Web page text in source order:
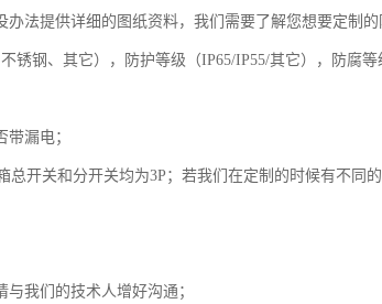
法提供详细的图纸资料，我们需要了解您想要定制的
锈钢、其它），防护等级（IP65/IP55/其它），防腐等
漏电；
总开关和分开关均为3P；若我们在定制的时候有不同
我们的技术人增好沟通；